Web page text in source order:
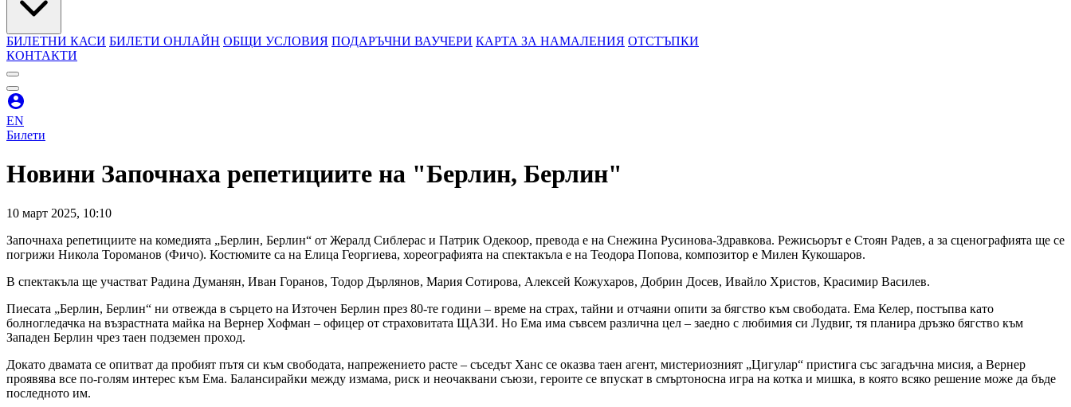
БИЛЕТНИ КАСИ БИЛЕТИ ОНЛАЙН ОБЩИ УСЛОВИЯ ПОДАРЪЧНИ ВАУЧЕРИ КАРТА ЗА НАМАЛЕНИЯ ОТСТЪПКИ
КОНТАКТИ
EN
Билети
Новини Започнаха репетициите на "Берлин, Берлин"
10 март 2025, 10:10
Започнаха репетициите на комедията „Берлин, Берлин“ от Жералд Сиблерас и Патрик Одекоор, превода е на Снежина Русинова-Здравкова. Режисьорът е Стоян Радев, а за сценографията ще се
погрижи Никола Тороманов (Фичо). Костюмите са на Елица Георгиева, хореографията на спектакъла е на Теодора Попова, композитор е Милен Кукошаров.
В спектакъла ще участват Радина Думанян, Иван Горанов, Тодор Дърлянов, Мария Сотирова, Алексей Кожухаров, Добрин Досев, Ивайло Христов, Красимир Василев.
Пиесата „Берлин, Берлин“ ни отвежда в сърцето на Източен Берлин през 80-те години – време на страх, тайни и отчаяни опити за бягство към свободата. Ема Келер, постъпва като
болногледачка на възрастната майка на Вернер Хофман – офицер от страховитата ЩАЗИ. Но Ема има съвсем различна цел – заедно с любимия си Лудвиг, тя планира дръзко бягство към
Западен Берлин чрез таен подземен проход.
Докато двамата се опитват да пробият пътя си към свободата, напрежението расте – съседът Ханс се оказва таен агент, мистериозният „Цигулар“ пристига със загадъчна мисия, а Вернер
проявява все по-голям интерес към Ема. Балансирайки между измама, риск и неочаквани съюзи, героите се впускат в смъртоносна игра на котка и мишка, в която всяко решение може да бъде
последното им.